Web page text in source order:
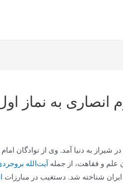
انصاری به نماز
علم و فقاهت، از جملهآیت‌الله
شناخته شد. دستغیب در مبارزات